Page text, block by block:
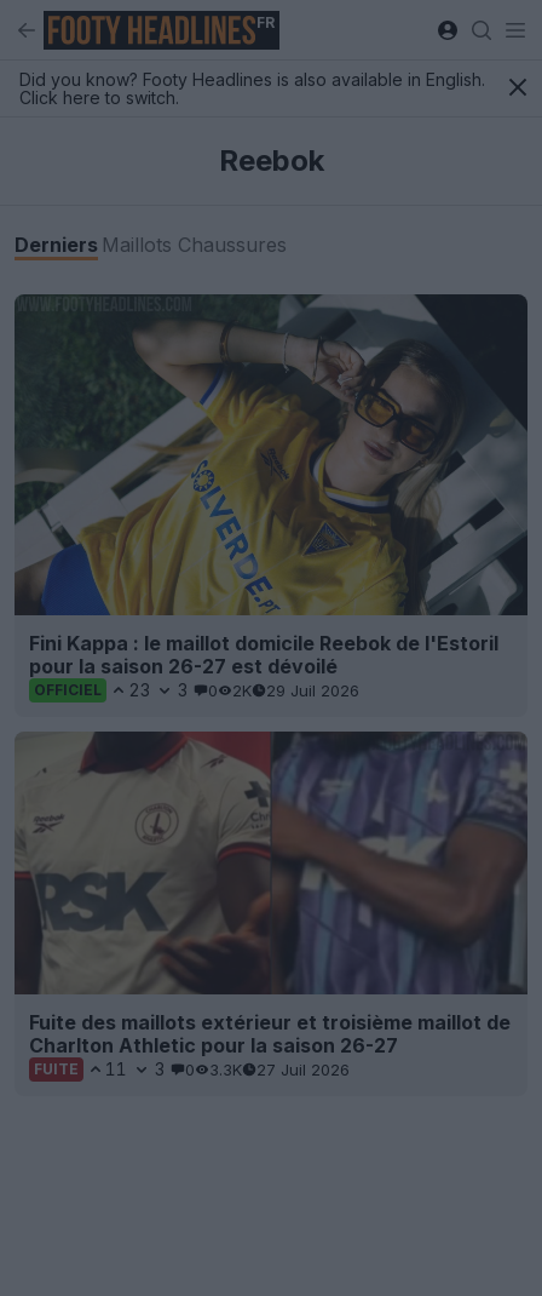
FR
Did you know? Footy Headlines is also available in English.
Click here to switch.
Reebok
Derniers Maillots Chaussures
Fini Kappa : le maillot domicile Reebok de l'Estoril
pour la saison 26-27 est dévoilé
OFFICIEL 23 3 0 2K 29 Juil 2026
Fuite des maillots extérieur et troisième maillot de
Charlton Athletic pour la saison 26-27
FUITE 11 3 0 3.3K 27 Juil 2026